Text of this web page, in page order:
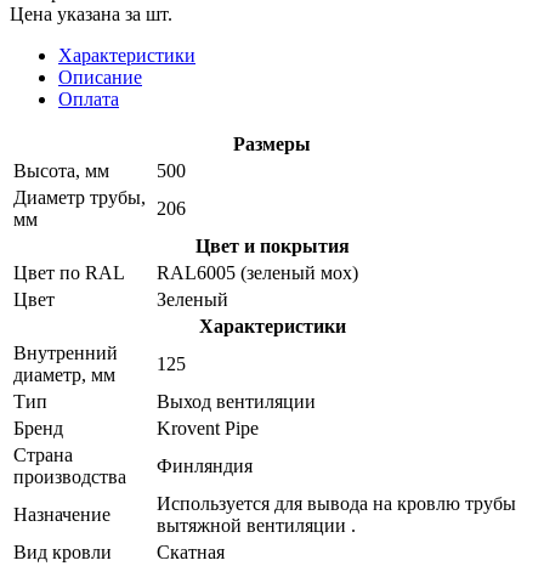
Цена указана за шт.
Характеристики
Описание
Оплата
Размеры
Высота, мм
500
Диаметр трубы,
мм
206
Цвет и покрытия
Цвет по RAL
RAL6005 (зеленый мох)
Цвет
Зеленый
Характеристики
Внутренний
диаметр, мм
125
Тип
Выход вентиляции
Бренд
Krovent Pipe
Страна
производства
Финляндия
Назначение
Используется для вывода на кровлю трубы
вытяжной вентиляции .
Вид кровли
Скатная